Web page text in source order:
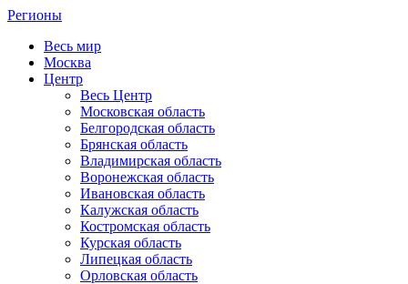
Регионы
Весь мир
Москва
Центр
Весь Центр
Московская область
Белгородская область
Брянская область
Владимирская область
Воронежская область
Ивановская область
Калужская область
Костромская область
Курская область
Липецкая область
Орловская область